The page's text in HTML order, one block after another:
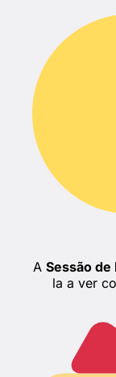
A Sessão
la a ver